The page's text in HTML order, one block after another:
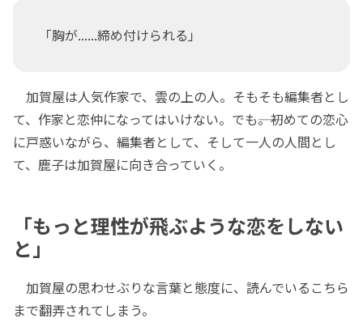
「胸が......締め付けられる」
加賀屋は人気作家で、雲の上の人。そもそも編集者とし
て、作家と恋仲になってはいけない。でも――。初めての恋心
に戸惑いながら、編集者として、そして一人の人間とし
て、鹿子は加賀屋に向き合っていく。
「もっと理性が飛ぶような恋をしない
と」
加賀屋の思わせぶりな言葉と態度に、読んでいるこちら
まで翻弄されてしまう。